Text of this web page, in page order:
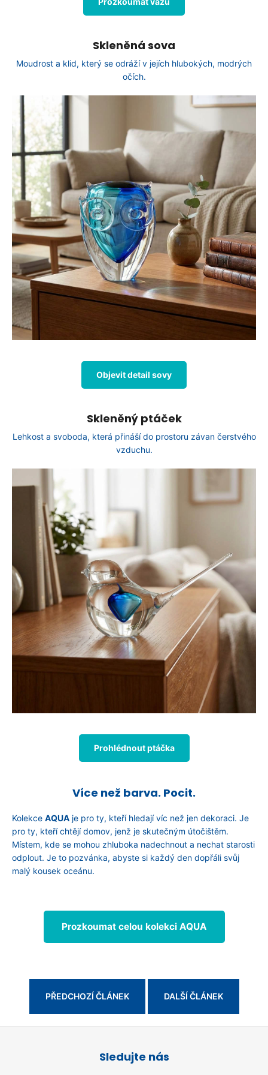
Skleněná sova
Moudrost a klid, který se odráží v jejích hlubokých, modrých
očích.
Objevit detail sovy
Skleněný ptáček
Lehkost a svoboda, která přináší do prostoru závan čerstvého
vzduchu.
Prohlédnout ptáčka
Více než barva. Pocit.
Kolekce AQUA je pro ty, kteří hledají víc než jen dekoraci. Je
pro ty, kteří chtějí domov, jenž je skutečným útočištěm.
Místem, kde se mohou zhluboka nadechnout a nechat starosti
odplout. Je to pozvánka, abyste si každý den dopřáli svůj
malý kousek oceánu.
Prozkoumat celou kolekci AQUA
PŘEDCHOZÍ ČLÁNEK DALŠÍ ČLÁNEK
Sledujte nás